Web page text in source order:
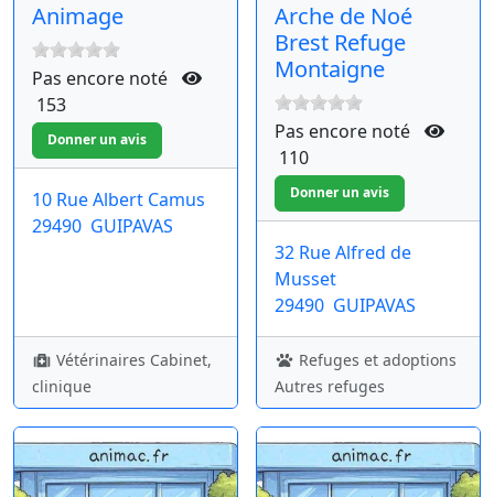
Animage
Pas encore noté
153
10 Rue Albert Camus
29490 GUIPAVAS
Vétérinaires Cabinet,
clinique
Arche de Noé
Brest Refuge
Montaigne
Pas encore noté
110
32 Rue Alfred de
Musset
29490 GUIPAVAS
Refuges et adoptions
Autres refuges